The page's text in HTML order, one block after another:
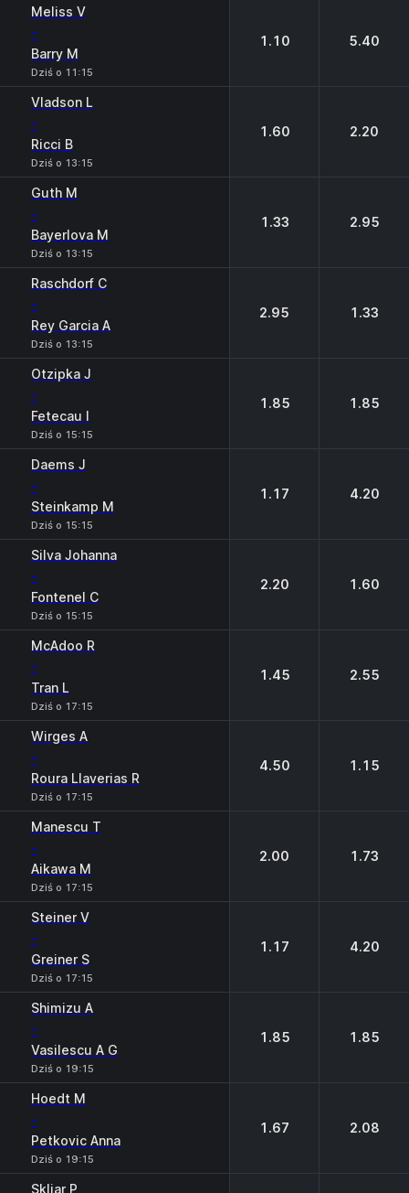
Meliss V
-
Barry M
Dziś o 11:15
1.10 5.40
Vladson L
-
Ricci B
Dziś o 13:15
1.60 2.20
Guth M
-
Bayerlova M
Dziś o 13:15
1.33 2.95
Raschdorf C
-
Rey Garcia A
Dziś o 13:15
2.95 1.33
Otzipka J
-
Fetecau I
Dziś o 15:15
1.85 1.85
Daems J
-
Steinkamp M
Dziś o 15:15
1.17 4.20
Silva Johanna
-
Fontenel C
Dziś o 15:15
2.20 1.60
McAdoo R
-
Tran L
Dziś o 17:15
1.45 2.55
Wirges A
-
Roura Llaverias R
Dziś o 17:15
4.50 1.15
Manescu T
-
Aikawa M
Dziś o 17:15
2.00 1.73
Steiner V
-
Greiner S
Dziś o 17:15
1.17 4.20
Shimizu A
-
Vasilescu A G
Dziś o 19:15
1.85 1.85
Hoedt M
-
Petkovic Anna
Dziś o 19:15
1.67 2.08
Skliar P